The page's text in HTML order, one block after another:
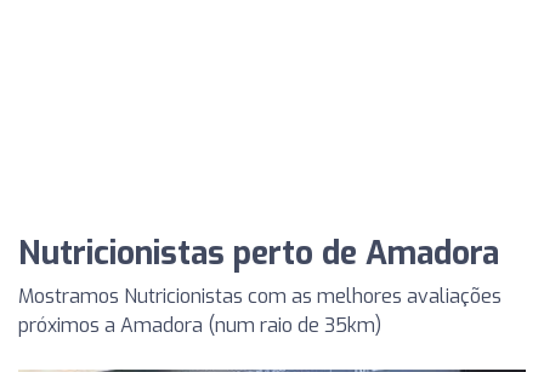
Nutricionistas perto de Amadora
Mostramos Nutricionistas com as melhores avaliações
próximos a Amadora (num raio de 35km)